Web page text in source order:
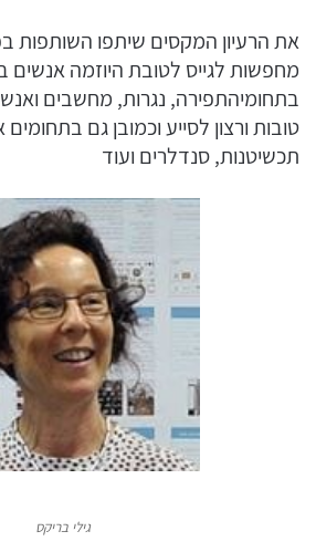
את הרעיון המקסים שיתפו השותפות
מחפשות לגייס לטובת היוזמה אנשים
בתחומיהתפירה, נגרות, מחשבים
טובות ורצון לסייע וכמובן גם
תכשיטנות, סנדלרים ועוד
גילי בריקס